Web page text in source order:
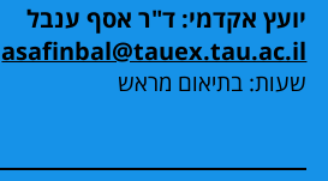
יועץ אקדמי: ד"ר אסף ענבל
asafinbal@tauex.tau.ac.il
שעות: בתיאום מראש